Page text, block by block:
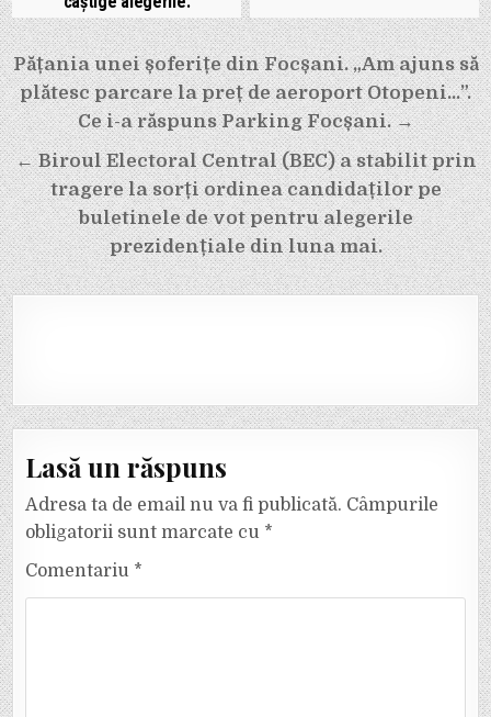
Navigare
în
articole
Pățania unei șoferițe din Focșani. „Am ajuns să
plătesc parcare la preț de aeroport Otopeni…”.
Ce i-a răspuns Parking Focșani. →
← Biroul Electoral Central (BEC) a stabilit prin
tragere la sorți ordinea candidaților pe
buletinele de vot pentru alegerile
prezidențiale din luna mai.
Lasă un răspuns
Adresa ta de email nu va fi publicată. Câmpurile
obligatorii sunt marcate cu *
Comentariu *